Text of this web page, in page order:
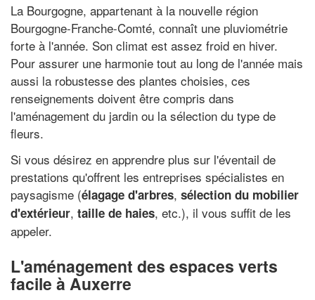
La Bourgogne, appartenant à la nouvelle région
Bourgogne-Franche-Comté, connaît une pluviométrie
forte à l'année. Son climat est assez froid en hiver.
Pour assurer une harmonie tout au long de l'année mais
aussi la robustesse des plantes choisies, ces
renseignements doivent être compris dans
l'aménagement du jardin ou la sélection du type de
fleurs.
Si vous désirez en apprendre plus sur l'éventail de
prestations qu'offrent les entreprises spécialistes en
paysagisme (élagage d'arbres, sélection du mobilier
d'extérieur, taille de haies, etc.), il vous suffit de les
appeler.
L'aménagement des espaces verts
facile à Auxerre